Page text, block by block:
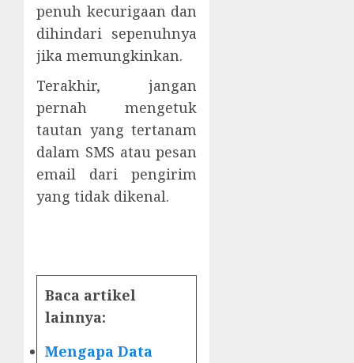
penuh kecurigaan dan
dihindari sepenuhnya
jika memungkinkan.
Terakhir, jangan
pernah mengetuk
tautan yang tertanam
dalam SMS atau pesan
email dari pengirim
yang tidak dikenal.
Baca artikel
lainnya:
Mengapa Data